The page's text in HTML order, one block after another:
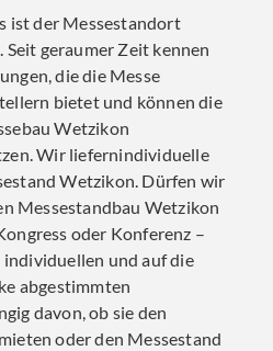
ist der Messestandort
geraumer Zeit kennen
die die Messe
bietet und können die
Wetzikon
Wir liefernindividuelle
Wetzikon. Dürfen wir
Messestandbau Wetzikon
oder Konferenz –
und auf die
abgestimmten
davon, ob sie den
oder den Messestand